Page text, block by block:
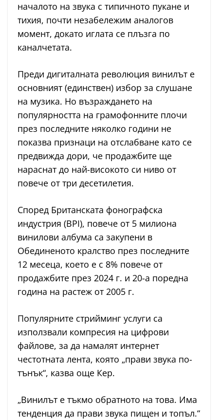
началото на звука с типичното пукане и
тихия, почти незабележим аналогов
момент, докато иглата се плъзга по
каналчетата.
Преди дигиталната революция винилът е
основният (единствен) избор за слушане
на музика. Но възраждането на
популярността на грамофонните плочи
през последните няколко години не
показва признаци на отслабване като се
предвижда дори, че продажбите ще
нараснат до най-високото си ниво от
повече от три десетилетия.
Според Британската фонографска
индустрия (BPI), повече от 5 милиона
винилови албума са закупени в
Обединеното кралство през последните
12 месеца, което е с 8% повече от
продажбите през 2024 г. и 20-а поредна
година на растеж от 2005 г.
Популярните стрийминг услуги са
използвали компресия на цифрови
файлове, за да намалят интернет
честотната лента, която „прави звука по-
тънък“, казва още Кер.
„Винилът е тъкмо обратното на това. Има
тенденция да прави звука пищен и топъл.“